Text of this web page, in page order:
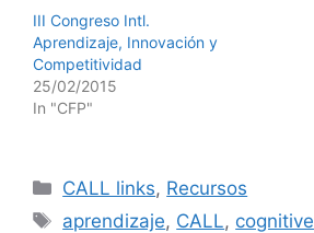
III Congreso Intl.
Aprendizaje, Innovación y
Competitividad
25/02/2015
In "CFP"
Categories
CALL links, Recursos
Tags
aprendizaje, CALL, cognitive